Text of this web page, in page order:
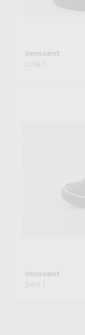
Innocent
Lola 1
Innocent
Ben 1